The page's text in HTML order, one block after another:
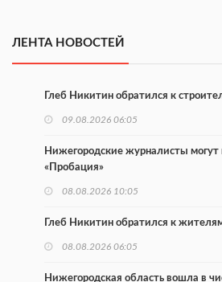
ЛЕНТА НОВОСТЕЙ
Глеб Никитин обратился к
09.08.2026 06:05
Нижегородские журналисты могут
«Пробация»
08.08.2026 10:05
Глеб Никитин обратился к
08.08.2026 06:05
Нижегородская область вошла в